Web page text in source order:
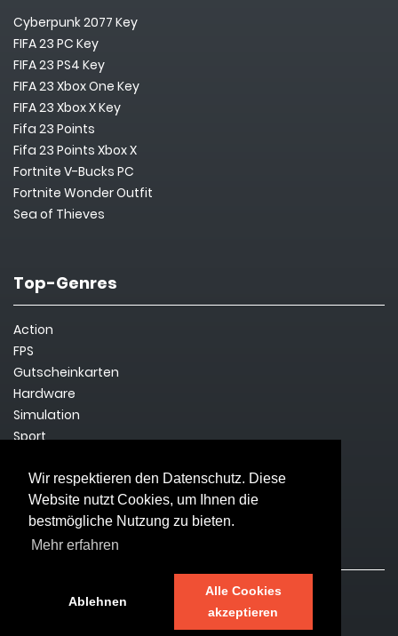
Wir respektieren den Datenschutz. Diese
Website nutzt Cookies, um Ihnen die
bestmögliche Nutzung zu bieten.
Mehr erfahren
Ablehnen
Alle Cookies
akzeptieren
Cyberpunk 2077 Key
FIFA 23 PC Key
FIFA 23 PS4 Key
FIFA 23 Xbox One Key
FIFA 23 Xbox X Key
Fifa 23 Points
Fifa 23 Points Xbox X
Fortnite V-Bucks PC
Fortnite Wonder Outfit
Sea of Thieves
Top-Genres
Action
FPS
Gutscheinkarten
Hardware
Simulation
Sport
Survival
Rechtliches
Impressum